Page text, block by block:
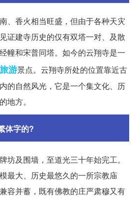
、香火相当旺盛，但由于各种天灾
证建寺历史的仅有双塔一对、及散
幢和宋普同塔。如今的云翔寺是一
旅游景点。云翔寺所处的位置靠近古
的自然风光，它是一个集文化、历
地方。
体字的?
坊及围墙，至道光三十年始完工。
最大、历史最悠久的一所宗教庙
容并蓄，既有佛教的庄严肃穆又有